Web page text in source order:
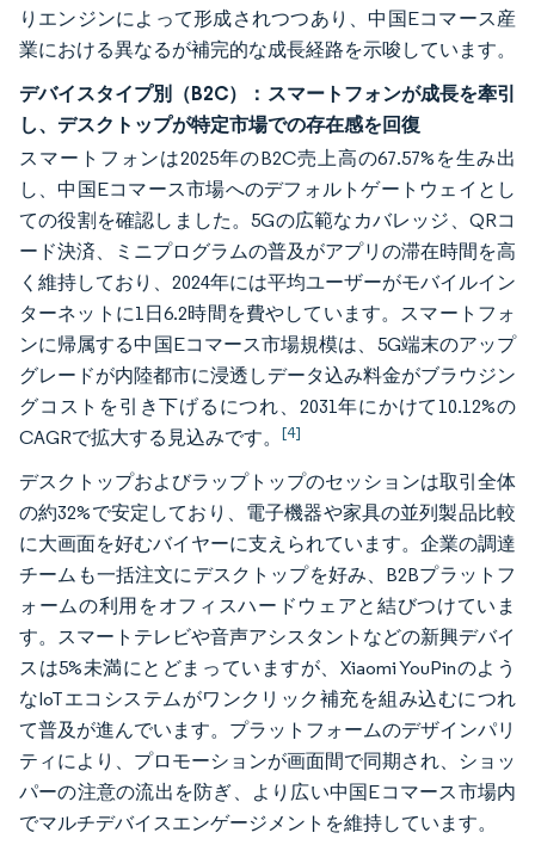
りエンジンによって形成されつつあり、中国Eコマース産
業における異なるが補完的な成長経路を示唆しています。
デバイスタイプ別（B2C）：スマートフォンが成長を牽引
し、デスクトップが特定市場での存在感を回復
スマートフォンは2025年のB2C売上高の67.57%を生み出
し、中国Eコマース市場へのデフォルトゲートウェイとし
ての役割を確認しました。5Gの広範なカバレッジ、QRコ
ード決済、ミニプログラムの普及がアプリの滞在時間を高
く維持しており、2024年には平均ユーザーがモバイルイン
ターネットに1日6.2時間を費やしています。スマートフォ
ンに帰属する中国Eコマース市場規模は、5G端末のアップ
グレードが内陸都市に浸透しデータ込み料金がブラウジン
グコストを引き下げるにつれ、2031年にかけて10.12%の
CAGRで拡大する見込みです。 [4]
デスクトップおよびラップトップのセッションは取引全体
の約32%で安定しており、電子機器や家具の並列製品比較
に大画面を好むバイヤーに支えられています。企業の調達
チームも一括注文にデスクトップを好み、B2Bプラットフ
ォームの利用をオフィスハードウェアと結びつけていま
す。スマートテレビや音声アシスタントなどの新興デバイ
スは5%未満にとどまっていますが、Xiaomi YouPinのよう
なIoTエコシステムがワンクリック補充を組み込むにつれ
て普及が進んでいます。プラットフォームのデザインパリ
ティにより、プロモーションが画面間で同期され、ショッ
パーの注意の流出を防ぎ、より広い中国Eコマース市場内
でマルチデバイスエンゲージメントを維持しています。